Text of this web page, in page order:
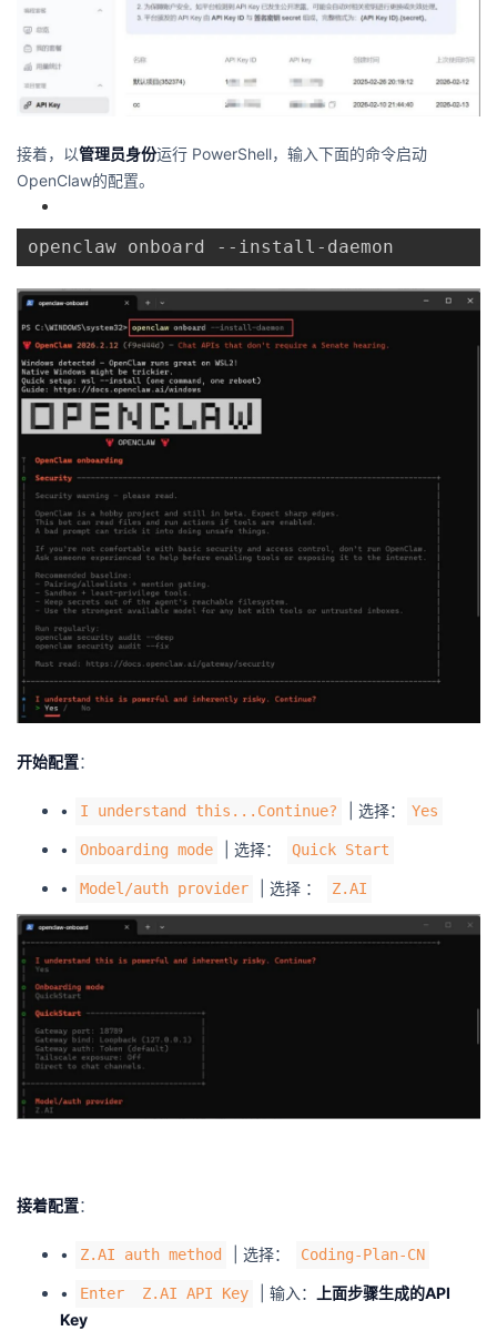
接着，以管理员身份运行 PowerShell，输入下面的命令启动
OpenClaw的配置。
openclaw onboard --install-daemon
开始配置：
• I understand this...Continue? | 选择： Yes
• Onboarding mode | 选择： Quick Start
• Model/auth provider | 选择 ： Z.AI
接着配置：
• Z.AI auth method | 选择： Coding-Plan-CN
• Enter Z.AI API Key | 输入：
上面步骤生成的API
Key